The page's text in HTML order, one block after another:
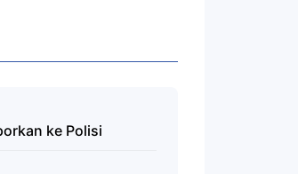
ke Polisi